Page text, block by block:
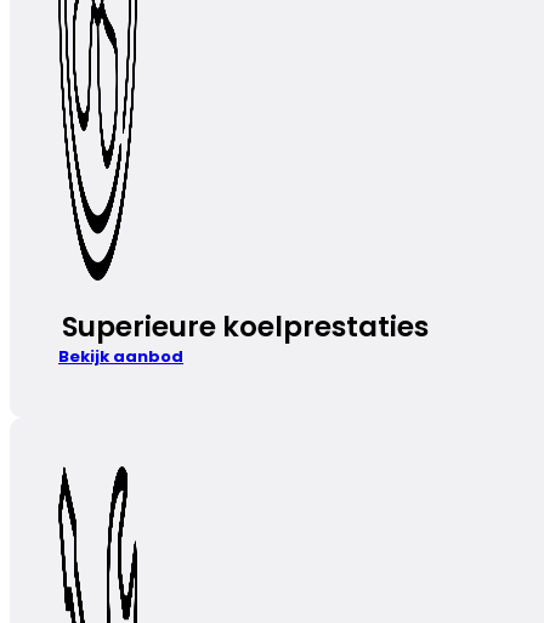
Superieure koelprestaties
Bekijk aanbod